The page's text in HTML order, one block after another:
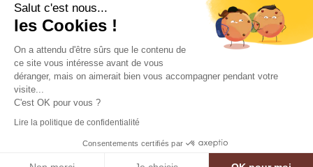
Salut c'est nous...
les Cookies !
On a attendu d'être sûrs que le contenu de
ce site vous intéresse avant de vous
déranger, mais on aimerait bien vous accompagner pendant votre
visite...
C'est OK pour vous ?
Lire la politique de confidentialité
Consentements certifiés par
CONCEPTION
MENTIONS LÉGALES